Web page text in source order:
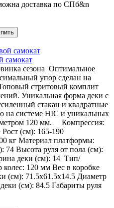
доставка по СПб&n
самокат
сезона Оптимальное
упор сделан на
стритовый комплит
Уникальная форма деки с
стакан и квадратные
на системе HIC и уникальных
120 мм. Компрессия:
(см): 165-190
кг Материал платформы:
Высота руля от пола (см):
деки (см): 14 Тип/
колес: 120 мм Вес в коробке
(см): 71.5х61.5х14.5 Диаметр
(см): 84.5 Габариты руля